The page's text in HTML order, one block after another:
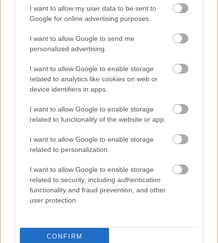
I want to allow my user data to be sent to
Google for online advertising purposes.
I want to allow Google to send me
personalized advertising.
I want to allow Google to enable storage
related to analytics like cookies on web or
device identifiers in apps.
I want to allow Google to enable storage
related to functionality of the website or app.
I want to allow Google to enable storage
related to personalization.
I want to allow Google to enable storage
related to security, including authentication
functionality and fraud prevention, and other
user protection.
CONFIRM
2026.07.23. |
Újabb magyar támadó térhet vissza az OTP
Bank Ligába, miután Komáromi György közel
került az MTK-hoz. A 24 éves szélső […]